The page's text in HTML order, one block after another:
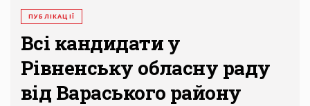
ПУБЛІКАЦІЇ
Всі кандидати у
Рівненську обласну раду
від Вараського району